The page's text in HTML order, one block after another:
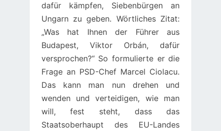
dafür kämpfen, Siebenbürgen an
Ungarn zu geben. Wörtliches Zitat:
„Was hat Ihnen der Führer aus
Budapest, Viktor Orbán, dafür
versprochen?“ So formulierte er die
Frage an PSD-Chef Marcel Ciolacu.
Das kann man nun drehen und
wenden und verteidigen, wie man
will, fest steht, dass das
Staatsoberhaupt des EU-Landes